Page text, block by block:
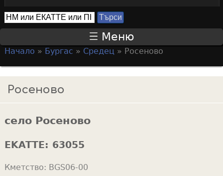
S
e
r
c
h
f
r
m
Т
ъ
с
и
Меню
o
u
r
e
e
Начало » Бургас » Средец » Росеново
Росеново
село Росеново
EKATTE: 63055
Кметство: BGS06-00